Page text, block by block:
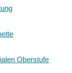
Oberstufe